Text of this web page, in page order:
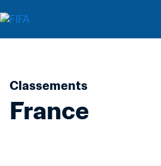
Classements
France